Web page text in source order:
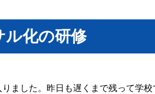
ル化の研修
ました。昨日も遅くまで残って学